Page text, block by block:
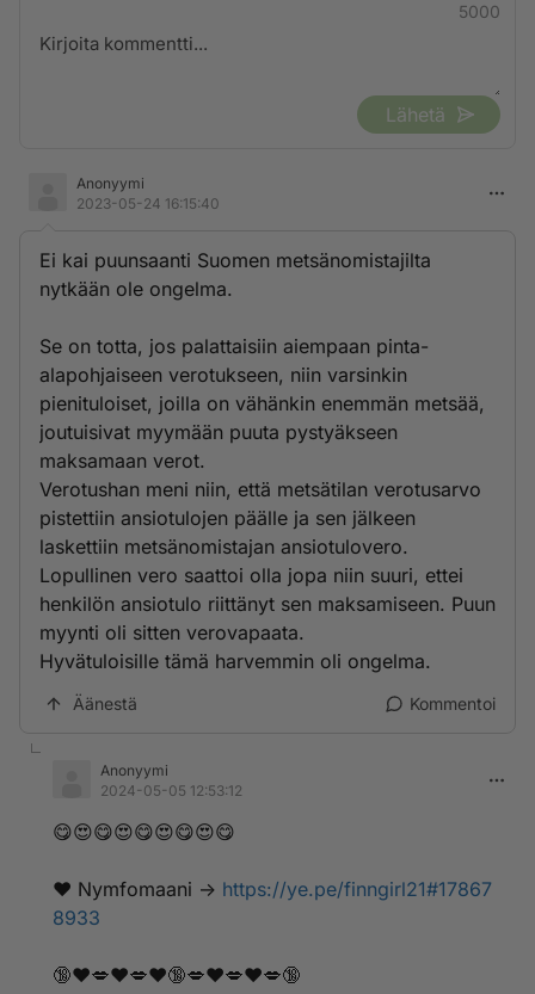
5000
Lähetä
Anonyymi
2023-05-24 16:15:40
Ei kai puunsaanti Suomen metsänomistajilta
nytkään ole ongelma.
Se on totta, jos palattaisiin aiempaan pinta-
alapohjaiseen verotukseen, niin varsinkin
pienituloiset, joilla on vähänkin enemmän metsää,
joutuisivat myymään puuta pystyäkseen
maksamaan verot.
Verotushan meni niin, että metsätilan verotusarvo
pistettiin ansiotulojen päälle ja sen jälkeen
laskettiin metsänomistajan ansiotulovero.
Lopullinen vero saattoi olla jopa niin suuri, ettei
henkilön ansiotulo riittänyt sen maksamiseen. Puun
myynti oli sitten verovapaata.
Hyvätuloisille tämä harvemmin oli ongelma.
Äänestä Kommentoi
Anonyymi
2024-05-05 12:53:12
😋😍😋😍😋😍😋😍😋
❤️ ­N­­­y­m­­f­o­m­a­­­a­­­n­­­i -> https://ye.pe/finngirl21#17867
8933
🔞❤️💋❤️💋❤️🔞💋❤️💋❤️💋🔞